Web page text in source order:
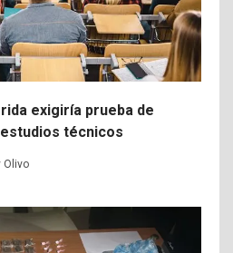
exigiría prueba de
técnicos
Olivo